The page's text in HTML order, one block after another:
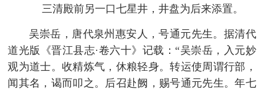
三清殿前另一口七星井，井盘为后来添置。
吴崇岳，唐代泉州惠安人，号通元先生。据清代
道光版《晋江县志·卷六十》记载：“吴崇岳，入元妙
观为道士。收精炼气，休粮轻身。转运使周谓行部，
闻其名，谒而叩之。后召赴阙，赐号通元先生。年七